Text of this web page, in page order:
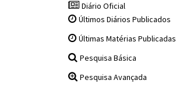
Diário Oficial
Últimos Diários Publicados
Últimas Matérias Publicadas
Pesquisa Básica
Pesquisa Avançada